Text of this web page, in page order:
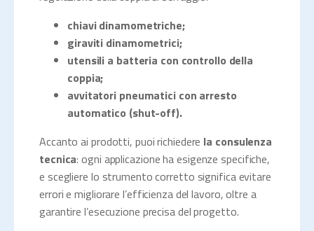
chiavi dinamometriche;
giraviti dinamometrici;
utensili a batteria con controllo della
coppia;
avvitatori pneumatici con arresto
automatico (shut-off).
Accanto ai prodotti, puoi richiedere la consulenza
tecnica: ogni applicazione ha esigenze specifiche,
e scegliere lo strumento corretto significa evitare
errori e migliorare l’efficienza del lavoro, oltre a
garantire l’esecuzione precisa del progetto.